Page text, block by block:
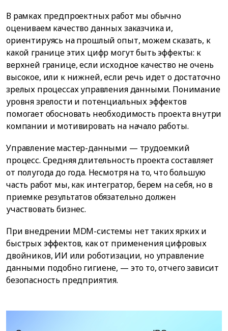
В рамках предпроектных работ мы обычно
оцениваем качество данных заказчика и,
ориентируясь на прошлый опыт, можем сказать, к
какой границе этих цифр могут быть эффекты: к
верхней границе, если исходное качество не очень
высокое, или к нижней, если речь идет о достаточно
зрелых процессах управления данными. Понимание
уровня зрелости и потенциальных эффектов
помогает обосновать необходимость проекта внутри
компании и мотивировать на начало работы.
Управление мастер-данными — трудоемкий
процесс. Средняя длительность проекта составляет
от полугода до года. Несмотря на то, что большую
часть работ мы, как интегратор, берем на себя, но в
приемке результатов обязательно должен
участвовать бизнес.
При внедрении MDM-системы нет таких ярких и
быстрых эффектов, как от применения цифровых
двойников, ИИ или роботизации, но управление
данными подобно гигиене, — это то, отчего зависит
безопасность предприятия.